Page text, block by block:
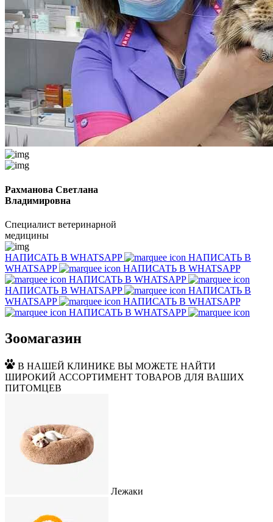
Рахманова Светлана
Владимировна
Специалист ветеринарной
медицины
НАПИСАТЬ В WHATSAPP
НАПИСАТЬ В
WHATSAPP
НАПИСАТЬ В WHATSAPP
НАПИСАТЬ В WHATSAPP
НАПИСАТЬ В WHATSAPP
НАПИСАТЬ В
WHATSAPP
НАПИСАТЬ В WHATSAPP
НАПИСАТЬ В WHATSAPP
Зоомагазин
В НАШЕЙ КЛИНИКЕ ВЫ МОЖЕТЕ НАЙТИ
ШИРОКИЙ АССОРТИМЕНТ ТОВАРОВ ДЛЯ ВАШИХ
ПИТОМЦЕВ
Лежаки